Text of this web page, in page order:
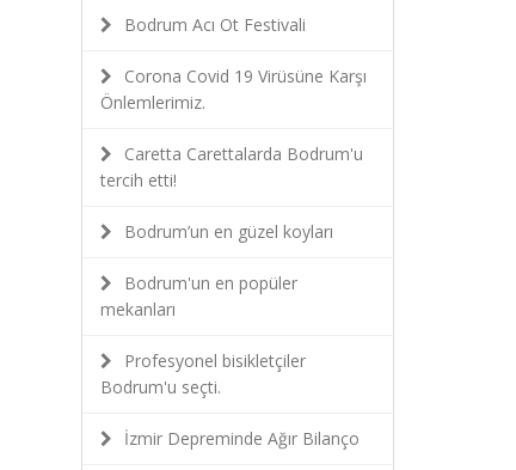
Bodrum Acı Ot Festivali
Corona Covid 19 Virüsüne Karşı
Önlemlerimiz.
Caretta Carettalarda Bodrum'u
tercih etti!
Bodrum’un en güzel koyları
Bodrum'un en popüler
mekanları
Profesyonel bisikletçiler
Bodrum'u seçti.
İzmir Depreminde Ağır Bilanço